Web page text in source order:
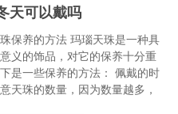
天可以戴吗
保养的方法 玛瑙天珠是一种具
义的饰品，对它的保养十分重
是一些保养的方法： 佩戴的时
天珠的数量，因为数量越多，